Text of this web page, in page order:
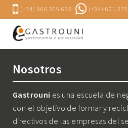
(+34) 966 305 665 (+34) 601
Nosotros
Gastrouni es una escuela de
con el objetivo de formar y
directivos de las empresas del